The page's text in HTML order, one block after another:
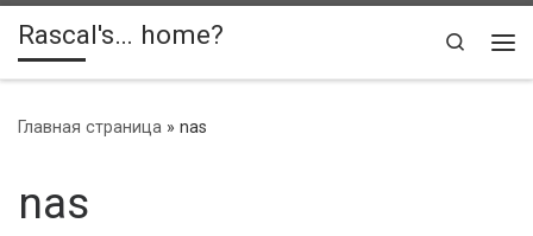
Skip to content
Rascal's… home?
Search
Главная страница » nas
nas